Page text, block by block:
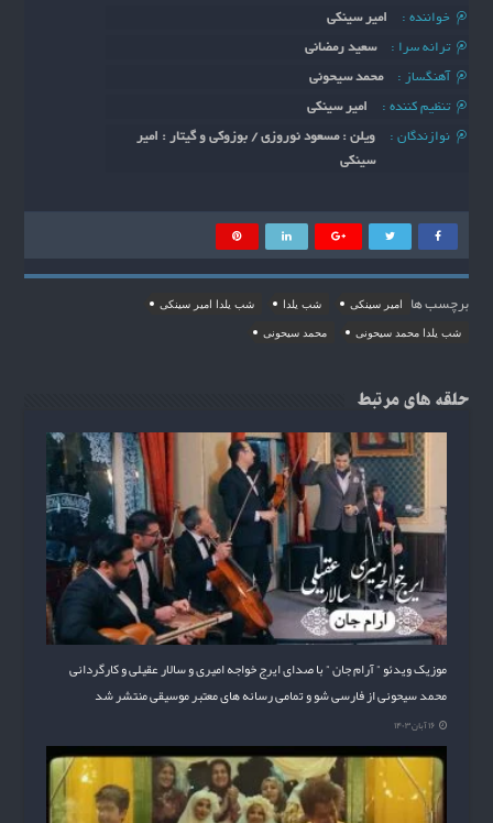
خواننده :
امیر سینکی
ترانه سرا :
سعید رمضانی
آهنگساز :
محمد سیحونی
تنظیم کننده :
امیر سینکی
نوازندگان :
ویلن : مسعود نوروزی / بوزوکی و گیتار : امیر
سینکی
برچسب ها امیر سینکی شب یلدا شب یلدا امیر سینکی
شب یلدا محمد سیحونی محمد سیحونی
حلقه های مرتبط
موزیک ویدئو ” آرام جان ” با صدای ایرج خواجه امیری و سالار عقیلی و کارگردانی
محمد سیحونی از فارسی شو و تمامی رسانه های معتبر موسیقی منتشر شد
۱۶ آبان ۱۴۰۳